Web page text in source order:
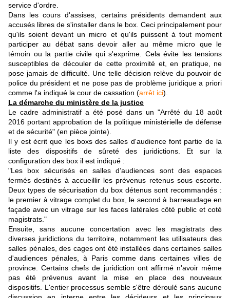
service d'ordre.
Dans les cours d'assises, certains présidents demandent aux
accusés libres de s'installer dans le box. Ceci principalement pour
qu'ils soient devant un micro et qu'ils puissent à tout moment
participer au débat sans devoir aller au même micro que le
témoin ou la partie civile qui s'exprime. Cela évite les tensions
susceptibles de découler de cette proximité et, en pratique, ne
pose jamais de difficulté. Une telle décision relève du pouvoir de
police du président et ne pose pas de problème juridique a priori
comme l'a indiqué la cour de cassation (arrêt ici).
La démarche du ministère de la justice
Le cadre administratif a été posé dans un "Arrêté du 18 août
2016 portant approbation de la politique ministérielle de défense
et de sécurité" (en pièce jointe).
Il y est écrit que les boxs des salles d'audience font partie de la
liste des dispositifs de sûreté des juridictions. Et sur la
configuration des box il est indiqué :
"Les box sécurisés en salles d’audiences sont des espaces
fermés destinés à accueillir les prévenus retenus sous escorte.
Deux types de sécurisation du box détenus sont recommandés :
le premier à vitrage complet du box, le second à barreaudage en
façade avec un vitrage sur les faces latérales côté public et coté
magistrats."
Ensuite, sans aucune concertation avec les magistrats des
diverses juridictions du territoire, notamment les utilisateurs des
salles pénales, des cages ont été installées dans certaines salles
d'audiences pénales, à Paris comme dans certaines villes de
province. Certains chefs de juridiction ont affirmé n'avoir même
pas été prévenus avant la mise en place des nouveaux
dispositifs. L'entier processus semble s'être déroulé sans aucune